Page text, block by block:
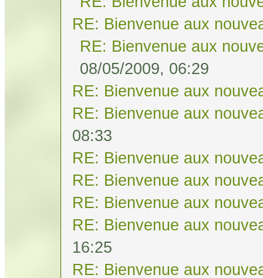
RE: Bienvenue aux
RE: Bienvenue aux
08/05/2009, 06:29
RE: Bienvenue aux
RE: Bienvenue aux
08:33
RE: Bienvenue aux
RE: Bienvenue aux
RE: Bienvenue aux
RE: Bienvenue aux
16:25
RE: Bienvenue aux